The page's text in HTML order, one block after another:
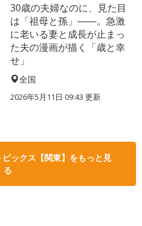
30歳の夫婦なのに、見た目
は「祖母と孫」――。急激
に老いる妻と成長が止まっ
た夫の漫画が描く「歳と幸
せ」
全国
2026年5月11日 09:43 更新
ックス【関東】をもっと見
る